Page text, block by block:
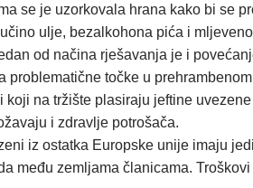
se je uzorkovala hrana kako bi se
ulje, bezalkohona pića i
od načina rješavanja je i
točke u prehrambenom
na tržište plasiraju jeftine
i zdravlje potrošača.
iz ostatka Europske unije imaju
među zemljama članicama.